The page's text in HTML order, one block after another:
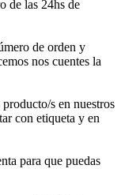
de las 24hs de
de orden y
nos cuentes la
s en nuestros
con etiqueta y en
para que puedas